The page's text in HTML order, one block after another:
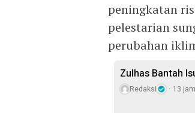
peningkatan
pelestarian
perubahan
Zulhas Bantah
Redaksi 13 jam